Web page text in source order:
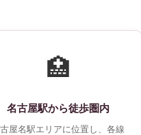
🏥
名古屋駅から徒歩圏内
屋名駅エリアに位置し、各線